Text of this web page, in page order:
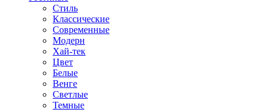
Стиль
Классические
Современные
Модерн
Хай-тек
Цвет
Белые
Венге
Светлые
Темные